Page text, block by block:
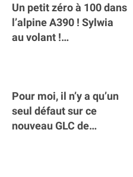
Un petit zéro à 100 dans
l’alpine A390 ￼! Sylwia
au volant !
Pour moi, il n’y a qu’un
seul défaut sur ce
nouveau GLC de